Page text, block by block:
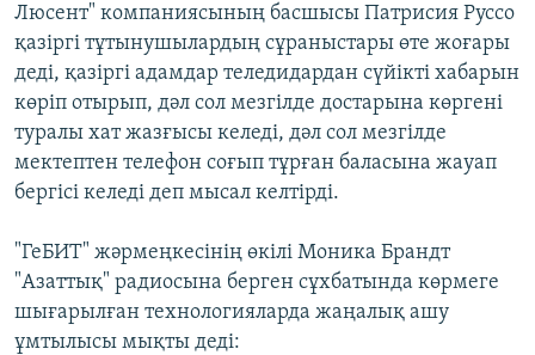
Люсент" компаниясының басшысы Патрисия Руссо
қазіргі тұтынушылардың сұраныстары өте жоғары
деді, қазіргі адамдар теледидардан сүйікті хабарын
көріп отырып, дәл сол мезгілде достарына көргені
туралы хат жазғысы келеді, дәл сол мезгілде
мектептен телефон соғып тұрған баласына жауап
бергісі келеді деп мысал келтірді.
"ГеБИТ" жәрмеңкесінің өкілі Моника Брандт
"Азаттық" радиосына берген сұхбатында көрмеге
шығарылған технологияларда жаңалық ашу
ұмтылысы мықты деді: